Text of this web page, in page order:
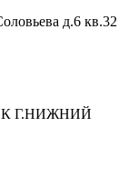
д.6 кв.32
Г.НИЖНИЙ